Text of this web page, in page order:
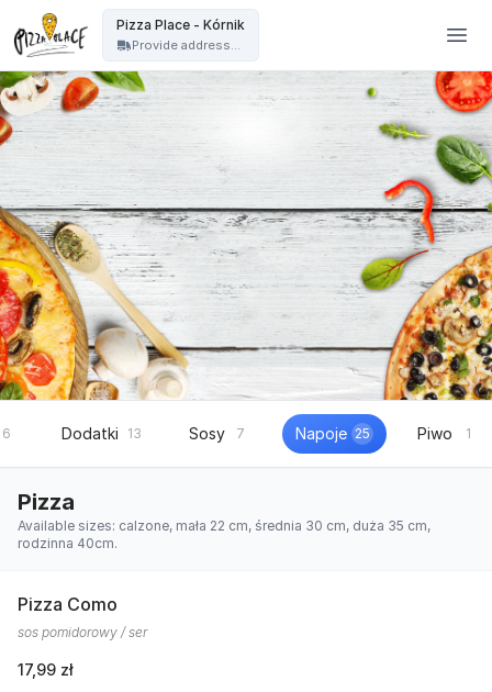
Pizza Place - Kórnik
Provide address...
6 Dodatki 13 Sosy 7 Napoje 25 Piwo 1
Pizza
Available sizes: calzone, mała 22 cm, średnia 30 cm, duża 35 cm,
rodzinna 40cm.
Pizza Como
sos pomidorowy / ser
17,99 zł